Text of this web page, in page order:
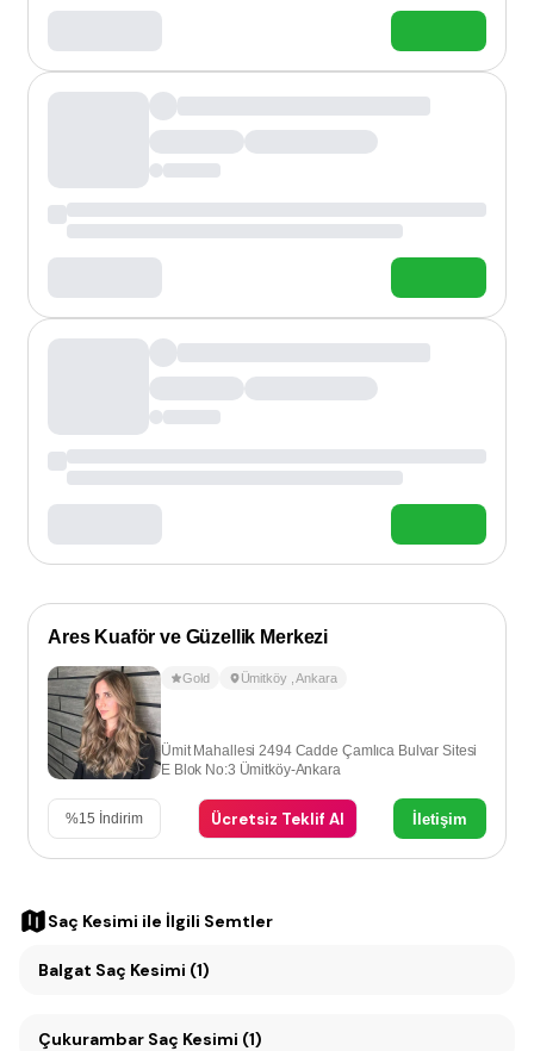
Ares Kuaför ve Güzellik Merkezi
Gold Ümitköy ,Ankara
Ümit Mahallesi 2494 Cadde Çamlıca Bulvar Sitesi
E Blok No:3 Ümitköy-Ankara
%15 İndirim Ücretsiz Teklif Al İletişim
Saç Kesimi ile İlgili Semtler
Balgat Saç Kesimi (1)
Çukurambar Saç Kesimi (1)